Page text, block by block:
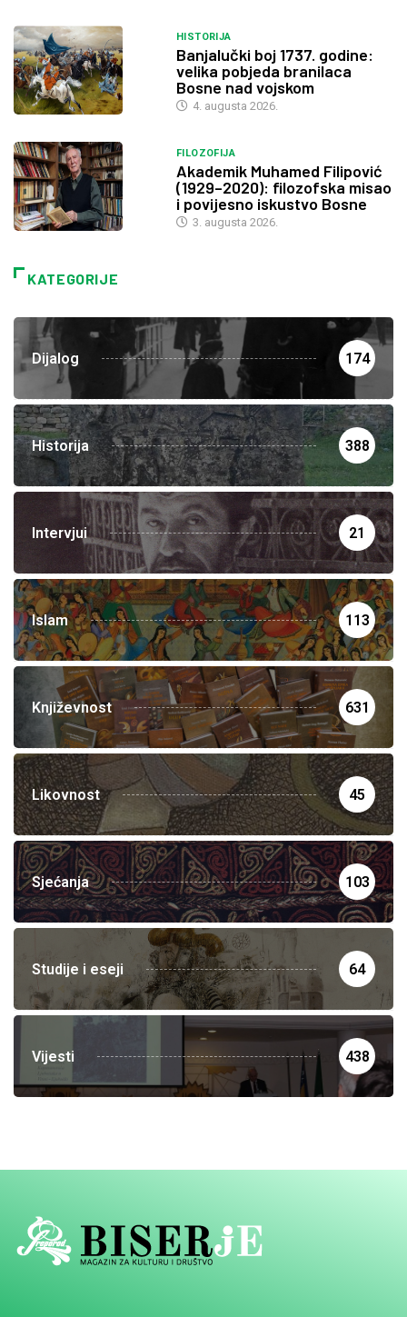
HISTORIJA
Banjalučki boj 1737. godine:
velika pobjeda branilaca
Bosne nad vojskom
4. augusta 2026.
FILOZOFIJA
Akademik Muhamed Filipović
(1929–2020): filozofska misao
i povijesno iskustvo Bosne
3. augusta 2026.
KATEGORIJE
Dijalog 174
Historija 388
Intervjui 21
Islam 113
Književnost 631
Likovnost 45
Sjećanja 103
Studije i eseji 64
Vijesti 438